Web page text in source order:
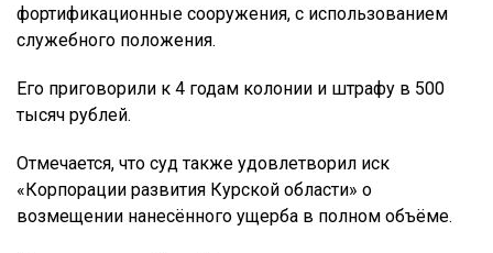
фортификационные сооружения, с использованием
служебного положения.
Его приговорили к 4 годам колонии и штрафу в 500
тысяч рублей.
Отмечается, что суд также удовлетворил иск
«Корпорации развития Курской области» о
возмещении нанесённого ущерба в полном объёме.